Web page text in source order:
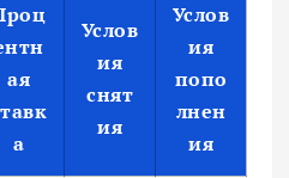
ая
а
Услов
ия
снят
ия
Услов
ия
попо
лнен
ия